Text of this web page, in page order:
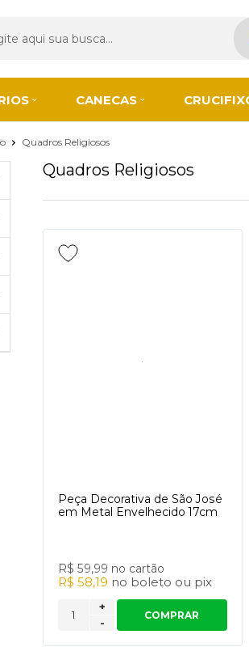
CANECAS
Quadros Religiosos
Quadros Religiosos
Peça Decorativa de São José
em Metal Envelhecido 17cm
R$ 59,99 no cartão
R$ 58,19 no boleto ou pix
-
+
COMPRAR